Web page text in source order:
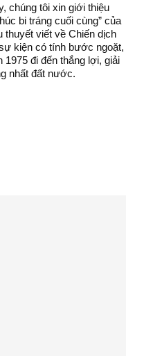
chúng tôi xin giới thiệu
bi tráng cuối cùng” của
thuyết viết về Chiến dịch
kiện có tính bước ngoặt,
đi đến thắng lợi, giải
nhất đất nước.